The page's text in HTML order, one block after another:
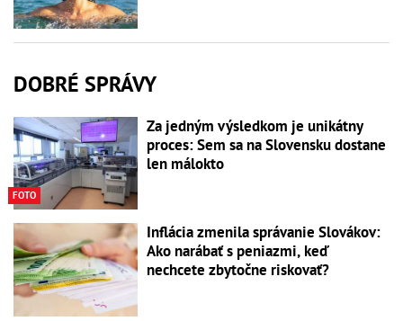
DOBRÉ SPRÁVY
FOTO
Za jedným výsledkom je unikátny
proces: Sem sa na Slovensku dostane
len málokto
Inflácia zmenila správanie Slovákov:
Ako narábať s peniazmi, keď
nechcete zbytočne riskovať?